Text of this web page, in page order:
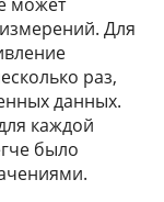
Для
раз,
данных.
каждой
было